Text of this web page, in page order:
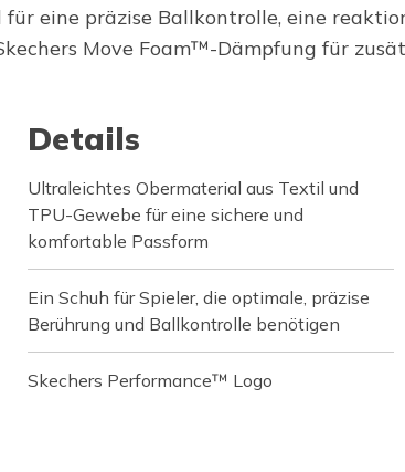
eine präzise Ballkontrolle, eine
Move Foam™-Dämpfung für
Details
Ultraleichtes Obermaterial aus Textil und
TPU-Gewebe für eine sichere und
komfortable Passform
Ein Schuh für Spieler, die optimale, präzise
Berührung und Ballkontrolle benötigen
Skechers Performance™ Logo